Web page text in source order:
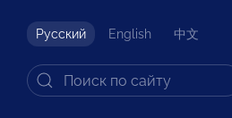
Русский English 中文